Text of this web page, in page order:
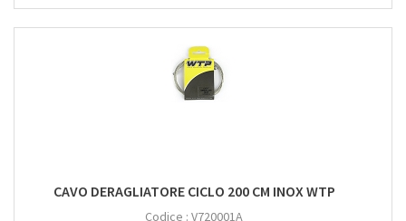
CAVO DERAGLIATORE CICLO 200 CM INOX WTP
Codice : V720001A